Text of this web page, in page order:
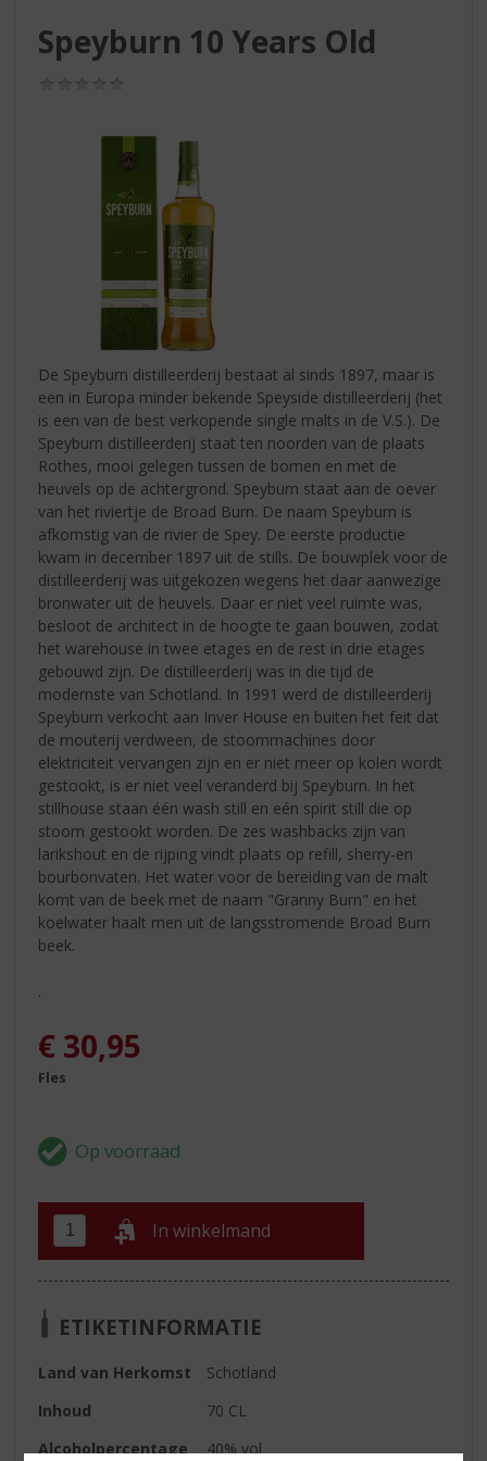
Speyburn 10 Years Old
De Speyburn distilleerderij bestaat al sinds 1897, maar is
een in Europa minder bekende Speyside distilleerderij (het
is een van de best verkopende single malts in de V.S.). De
Speyburn distilleerderij staat ten noorden van de plaats
Rothes, mooi gelegen tussen de bomen en met de
heuvels op de achtergrond. Speyburn staat aan de oever
van het riviertje de Broad Burn. De naam Speyburn is
afkomstig van de rivier de Spey. De eerste productie
kwam in december 1897 uit de stills. De bouwplek voor de
distilleerderij was uitgekozen wegens het daar aanwezige
bronwater uit de heuvels. Daar er niet veel ruimte was,
besloot de architect in de hoogte te gaan bouwen, zodat
het warehouse in twee etages en de rest in drie etages
gebouwd zijn. De distilleerderij was in die tijd de
modernste van Schotland. In 1991 werd de distilleerderij
Speyburn verkocht aan Inver House en buiten het feit dat
de mouterij verdween, de stoommachines door
elektriciteit vervangen zijn en er niet meer op kolen wordt
gestookt, is er niet veel veranderd bij Speyburn. In het
stillhouse staan één wash still en eén spirit still die op
stoom gestookt worden. De zes washbacks zijn van
larikshout en de rijping vindt plaats op refill, sherry-en
bourbonvaten. Het water voor de bereiding van de malt
komt van de beek met de naam "Granny Burn" en het
koelwater haalt men uit de langsstromende Broad Burn
beek.
.
€ 30,95
Fles
In winkelmand
ETIKETINFORMATIE
Land van Herkomst
Schotland
Inhoud
70 CL
Alcoholpercentage
40% vol